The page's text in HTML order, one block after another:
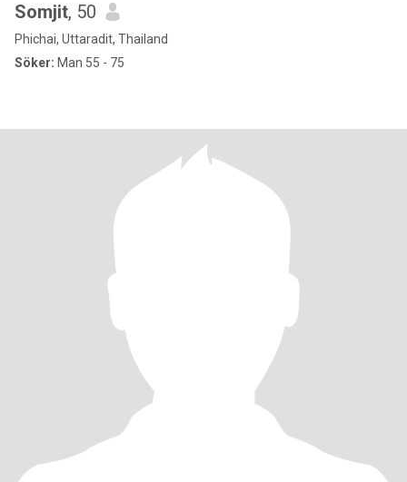
Somjit, 50
Phichai, Uttaradit, Thailand
Söker: Man 55 - 75